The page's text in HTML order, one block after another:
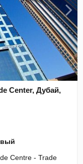
Center, Дубай,
Centre - Trade